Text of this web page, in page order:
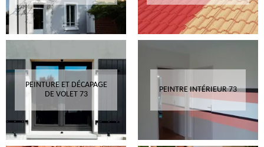
PEINTURE ET DÉCAPAGE
DE VOLET 73
PEINTRE INTÉRIEUR 73